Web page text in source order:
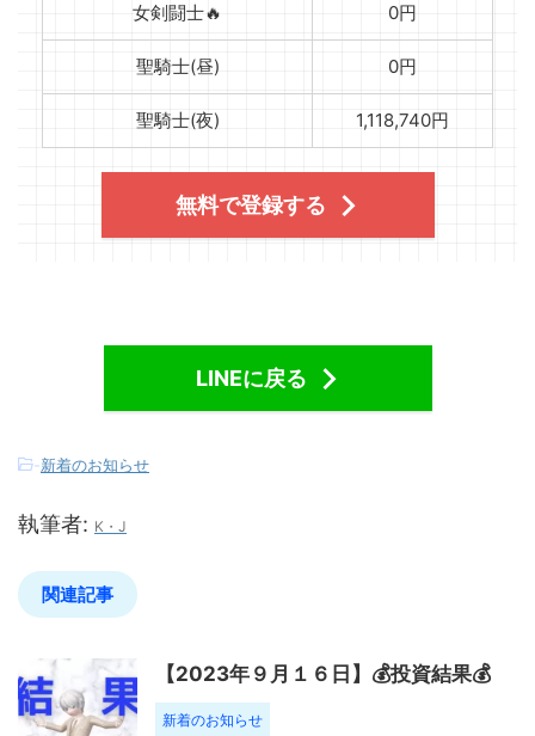
女剣闘士🔥 0円
聖騎士(昼) 0円
聖騎士(夜) 1,118,740円
無料で登録する
LINEに戻る
-新着のお知らせ
執筆者: K・J
関連記事
【2023年９月１６日】💰投資結果💰
新着のお知らせ